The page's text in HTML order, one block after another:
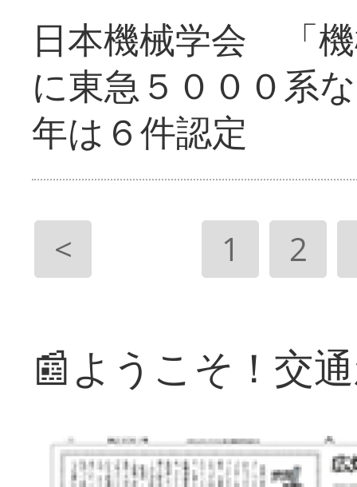
日本機械学会 「
に東急５０００系
年は６件認定
< 1 2
📰ようこそ！交